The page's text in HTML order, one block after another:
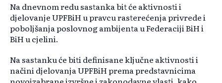
Na dnevnom redu sastanka bit će aktivnosti i
djelovanje UPFBiH u pravcu rasterećenja privrede i
poboljšanja poslovnog ambijenta u Federaciji BiH i
BiH u cjelini.
Na sastanku će biti definisane ključne aktivnosti i
načini djelovanja UPFBiH prema predstavnicima